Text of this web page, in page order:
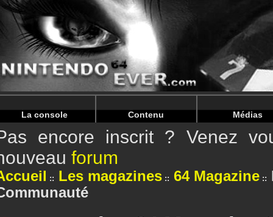
Warning: Undefined array key "HTTP_REFERER" in /
Warning: Undefined array key "HTTP_REFERER" in /
La console Contenu Médias
encore inscrit ? Venez
forum
Les magazines 64 Magazine